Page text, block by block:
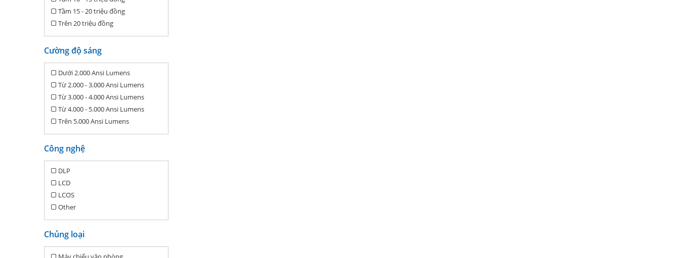
Tầm 15 - 20 triệu đồng
Trên 20 triệu đồng
Cường độ sáng
Dưới 2.000 Ansi Lumens
Từ 2.000 - 3.000 Ansi Lumens
Từ 3.000 - 4.000 Ansi Lumens
Từ 4.000 - 5.000 Ansi Lumens
Trên 5.000 Ansi Lumens
Công nghệ
DLP
LCD
LCOS
Other
Chủng loại